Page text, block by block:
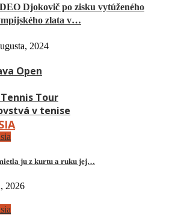
Djokovič po zisku vytúženého
zlata v…
2024
Open
Tennis Tour
v tenise
ju z kurtu a ruku jej…
2026